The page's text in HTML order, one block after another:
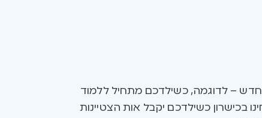
חדש – לדוגמה, כשילדכם מתחיל ללמוד
בכישרון כשילדכם יקבל אות הצטיינות